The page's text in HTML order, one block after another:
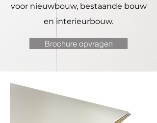
voor nieuwbouw, bestaande bouw
en interieurbouw.
Brochure opvragen